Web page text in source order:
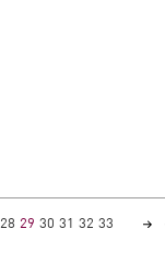
28 29 30 31 32 33